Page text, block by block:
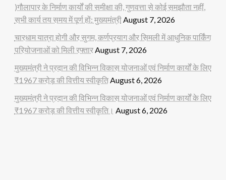
)गौलापार के निर्माण कार्यों की समीक्षा की, गुणवत्ता से कोई समझौता नहीं,
सभी कार्य तय समय में पूर्ण हों: मुख्यमंत्रीAugust 7, 2026
चारधाम यात्रा होगी और सुगम, कर्णप्रयाग और सिमली में आधुनिक पार्किंग
परियोजनाओं को मिली रफ्तारAugust 7, 2026
मुख्यमंत्री ने प्रदान की विभिन्न विकास योजनाओं एवं निर्माण कार्यों के लिए
₹1967 करोड़ की वित्तीय स्वीकृतिAugust 6, 2026
मुख्यमंत्री ने प्रदान की विभिन्न विकास योजनाओं एवं निर्माण कार्यों के लिए
₹1967 करोड़ की वित्तीय स्वीकृति। August 6, 2026